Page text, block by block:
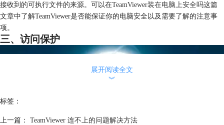
接收到的可执行文件的来源。可以在TeamViewer装在电脑上安全吗这篇
文章中了解TeamViewer是否能保证你的电脑安全以及需要了解的注意事
项。
三、访问保护
展开阅读全文
︾
标签：
上一篇：
TeamViewer 连不上的问题解决方法